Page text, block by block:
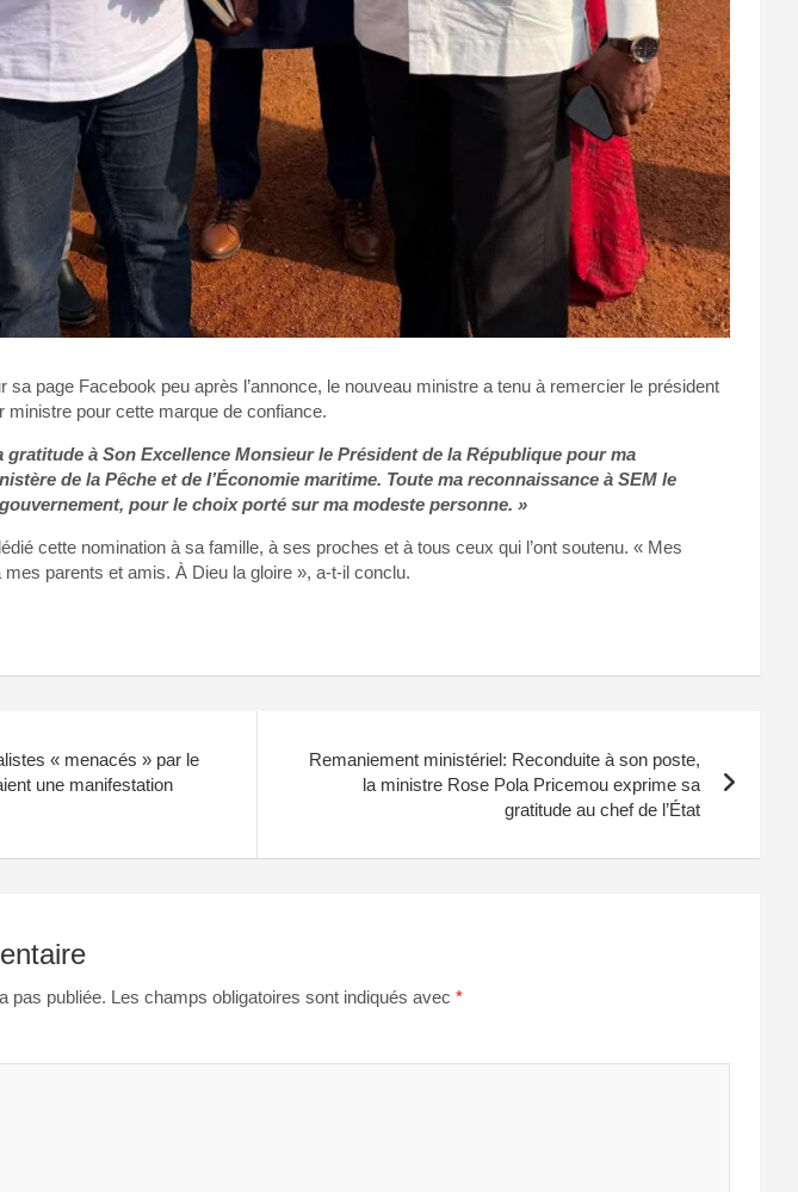
sa page Facebook peu après l’annonce, le nouveau ministre a tenu à remercier le président
ministre pour cette marque de confiance.
gratitude à Son Excellence Monsieur le Président de la République pour ma
de la Pêche et de l’Économie maritime. Toute ma reconnaissance à SEM le
pour le choix porté sur ma modeste personne. »
cette nomination à sa famille, à ses proches et à tous ceux qui l’ont soutenu. « Mes
parents et amis. À Dieu la gloire », a-t-il conclu.
« menacés » par le
une manifestation
Remaniement ministériel: Reconduite à son poste,
la ministre Rose Pola Pricemou exprime sa
gratitude au chef de l’État
pas publiée. Les champs obligatoires sont indiqués avec *